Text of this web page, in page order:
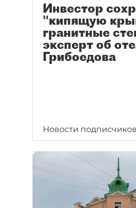
Инвестор
"кипящую
гранитные
эксперт об
Грибоедова
Новости подписчиков